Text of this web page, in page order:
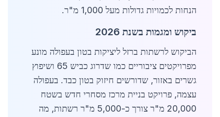
הנחות לכמויות גדולות מעל 1,000 מ"ר.
ביקוש ומגמות בשנת 2026
הביקוש לרשתות ברזל ליציקות בטון בעפולה מונע
מפרויקטים ציבוריים כמו שדרוג כביש 65 ושיפוץ
גשרים באזור, שדורשים חיזוק בטון כבד. בעפולה
עצמה, פרויקט בניית מרכז מסחרי חדש בשטח
20,000 מ"ר צורך כ-5,000 מ"ר רשתות, מה